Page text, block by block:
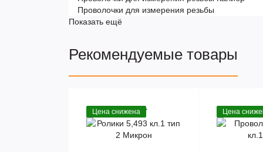
Проволочки для измерения резьбы
Показать ещё
Рекомендуемые товары
Артикул 915627
Цена снижена Артикул
Цена